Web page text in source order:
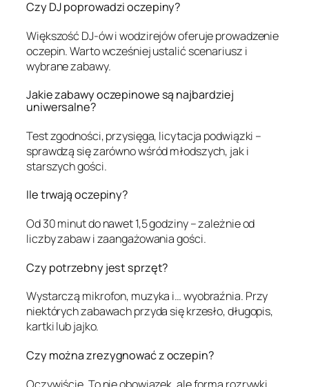
Czy DJ poprowadzi oczepiny?
Większość DJ-ów i wodzirejów oferuje prowadzenie
oczepin. Warto wcześniej ustalić scenariusz i
wybrane zabawy.
Jakie zabawy oczepinowe są najbardziej
uniwersalne?
Test zgodności, przysięga, licytacja podwiązki –
sprawdzą się zarówno wśród młodszych, jak i
starszych gości.
Ile trwają oczepiny?
Od 30 minut do nawet 1,5 godziny – zależnie od
liczby zabaw i zaangażowania gości.
Czy potrzebny jest sprzęt?
Wystarczą mikrofon, muzyka i… wyobraźnia. Przy
niektórych zabawach przyda się krzesło, długopis,
kartki lub jajko.
Czy można zrezygnować z oczepin?
Oczywiście. To nie obowiązek, ale forma rozrywki.